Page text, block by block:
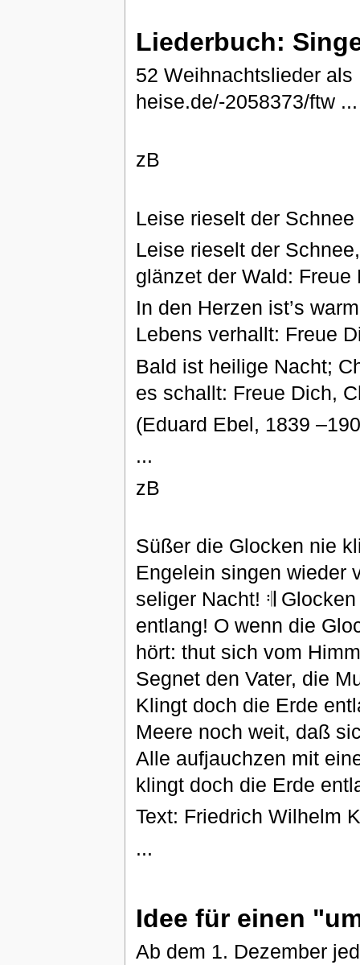
Liederbuch:
52 Weihnachtslieder
heise.de/-2058373/ftw
zB
Leise rieselt der Schnee
Leise rieselt der
glänzet der Wald:
In den Herzen ist’s
Lebens verhallt: Freue
Bald ist heilige Nacht;
es schallt: Freue Dich,
(Eduard Ebel, 1839
...
zB
Süßer die Glocken nie
Engelein singen wieder
seliger Nacht! 𝄇
entlang! O wenn die
hört: thut sich vom
Segnet den Vater, die
Klingt doch die Erde
Meere noch weit, daß
Alle aufjauchzen mit
klingt doch die Erde
Text: Friedrich Wilhelm
...
Idee für einen
Ab dem 1. Dezember